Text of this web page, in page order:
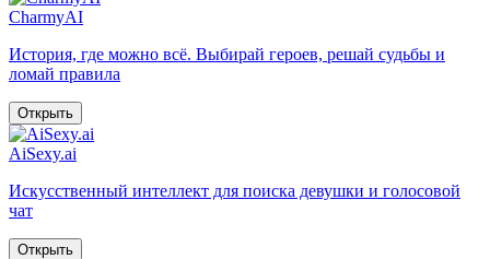
CharmyAI
История, где можно всё. Выбирай героев, решай судьбы и
ломай правила
Открыть
AiSexy.ai
Искусственный интеллект для поиска девушки и голосовой
чат
Открыть